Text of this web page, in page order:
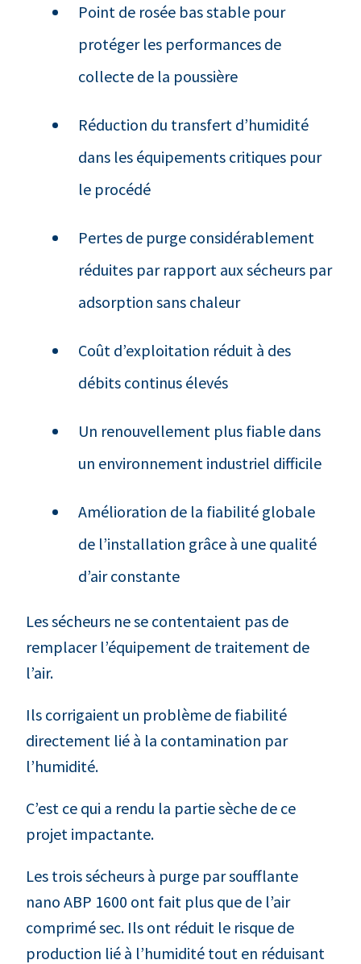
Point de rosée bas stable pour
protéger les performances de
collecte de la poussière
Réduction du transfert d’humidité
dans les équipements critiques pour
le procédé
Pertes de purge considérablement
réduites par rapport aux sécheurs par
adsorption sans chaleur
Coût d’exploitation réduit à des
débits continus élevés
Un renouvellement plus fiable dans
un environnement industriel difficile
Amélioration de la fiabilité globale
de l’installation grâce à une qualité
d’air constante
Les sécheurs ne se contentaient pas de
remplacer l’équipement de traitement de
l’air.
Ils corrigaient un problème de fiabilité
directement lié à la contamination par
l’humidité.
C’est ce qui a rendu la partie sèche de ce
projet impactante.
Les trois sécheurs à purge par soufflante
nano ABP 1600 ont fait plus que de l’air
comprimé sec. Ils ont réduit le risque de
production lié à l’humidité tout en réduisant